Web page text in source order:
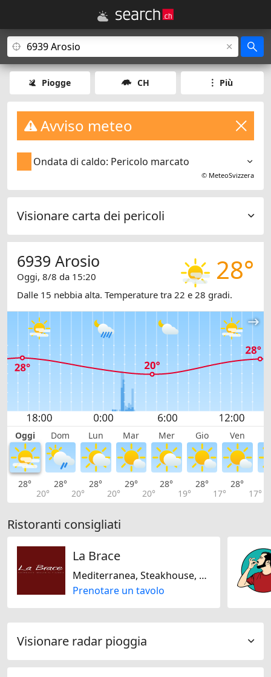
Piogge CH Più
Avviso meteo
Ondata di caldo: Pericolo marcato
© MeteoSvizzera
Visionare carta dei pericoli
28°
6939 Arosio
Oggi, 8/8 da 15:20
Dalle 15 nebbia alta. Temperature tra 22 e 28 gradi.
Oggi Dom Lun Mar Mer Gio Ven
28°
20°
28°
20°
28°
20°
29°
20°
28°
19°
28°
17°
28°
17°
Ristoranti consigliati
La Brace
Mediterranea, Steakhouse, Svizzera, Senza glutine
Prenotare un tavolo
Visionare radar pioggia